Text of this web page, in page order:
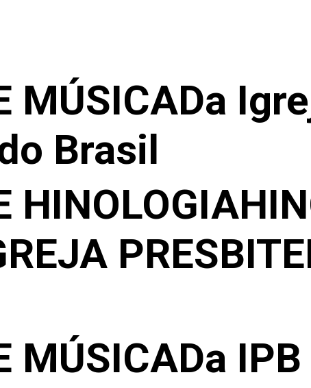
MÚSICADa
Brasil
HINOLOGIA
MÚSICADa IPB